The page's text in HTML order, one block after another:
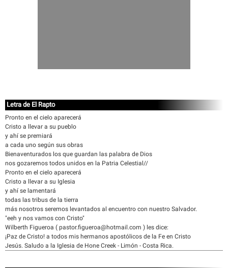
Letra de El Rapto
Pronto en el cielo aparecerá
Cristo a llevar a su pueblo
y ahí se premiará
a cada uno según sus obras
Bienaventurados los que guardan las palabra de Dios
nos gozaremos todos unidos en la Patria Celestial//
Pronto en el cielo aparecerá
Cristo a llevar a su Iglesia
y ahí se lamentará
todas las tribus de la tierra
más nosotros seremos levantados al encuentro con nuestro Salvador.
"eeh y nos vamos con Cristo"
Wilberth Figueroa ( pastor.figueroa@hotmail.com ) les dice:
¡Paz de Cristo! a todos mis hermanos apostólicos de la Fe en Cristo
Jesús. Saludo a la Iglesia de Hone Creek - Limón - Costa Rica.